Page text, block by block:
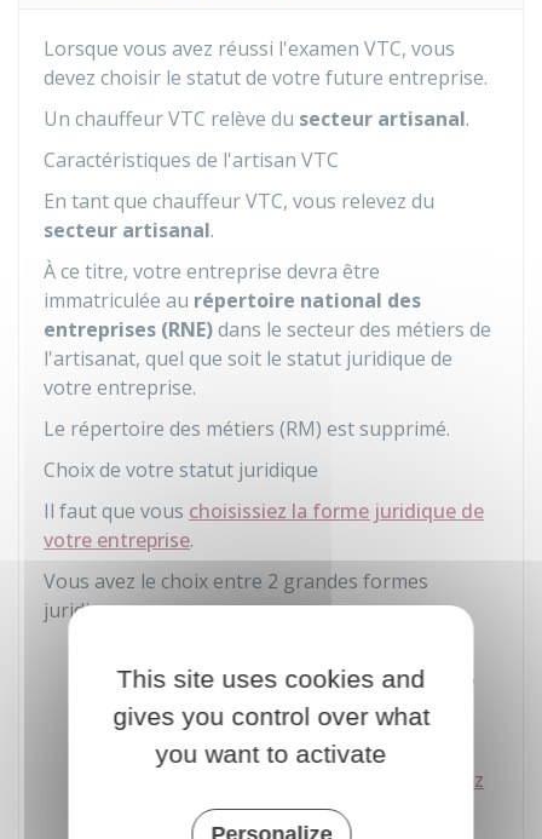
Lorsque vous avez réussi l'examen VTC, vous
devez choisir le statut de votre future entreprise.
Un chauffeur VTC relève du secteur artisanal.
Caractéristiques de l'artisan VTC
En tant que chauffeur VTC, vous relevez du
secteur artisanal.
À ce titre, votre entreprise devra être
immatriculée au répertoire national des
entreprises (RNE)dans le secteur des métiers de
l'artisanat, quel que soit le statut juridique de
votre entreprise.
Le répertoire des métiers (RM) est supprimé.
Choix de votre statut juridique
Il faut que vous choisissiez la forme juridique de
votre entreprise.
Vous avez le choix entre 2 grandes formes
juridiques :
entreprise (ou auto-entreprise) est une
entreprise individuelle avec un régime
fiscal et social simplifié
EURL, SASU, SARL (si vous avez
un ou plusieurs associés), etc.
This site uses cookies and
gives you control over what
you want to activate
Personalize